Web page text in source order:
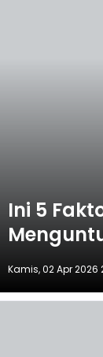
Ini 5
Kamis, 02 Apr 2026